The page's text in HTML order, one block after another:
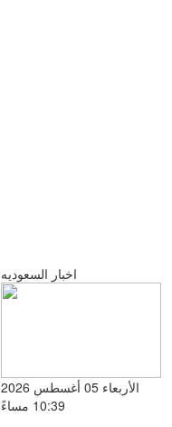
اخبار السعوديه
الأربعاء 05 أغسطس 2026
10:39 مساءً